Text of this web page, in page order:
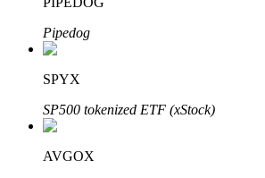
Đối tác Bitrue
Pipedog
SPYX
SP500 tokenized ETF (xStock)
AVGOX